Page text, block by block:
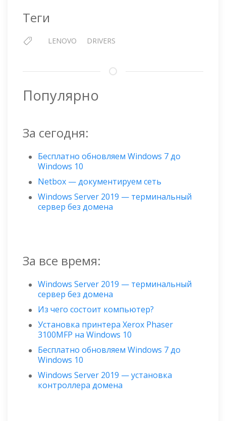
Теги
LENOVO DRIVERS
Популярно
За сегодня:
Бесплатно обновляем Windows 7 до
Windows 10
Netbox — документируем сеть
Windows Server 2019 — терминальный
сервер без домена
За все время:
Windows Server 2019 — терминальный
сервер без домена
Из чего состоит компьютер?
Установка принтера Xerox Phaser
3100MFP на Windows 10
Бесплатно обновляем Windows 7 до
Windows 10
Windows Server 2019 — установка
контроллера домена